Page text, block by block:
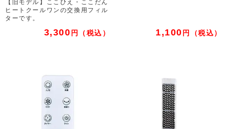
【旧モデル】ここひえ・ここだん
ヒートクールワンの交換用フィル
ターです。
3,300 円 （税込） 1,100 円 （税込）